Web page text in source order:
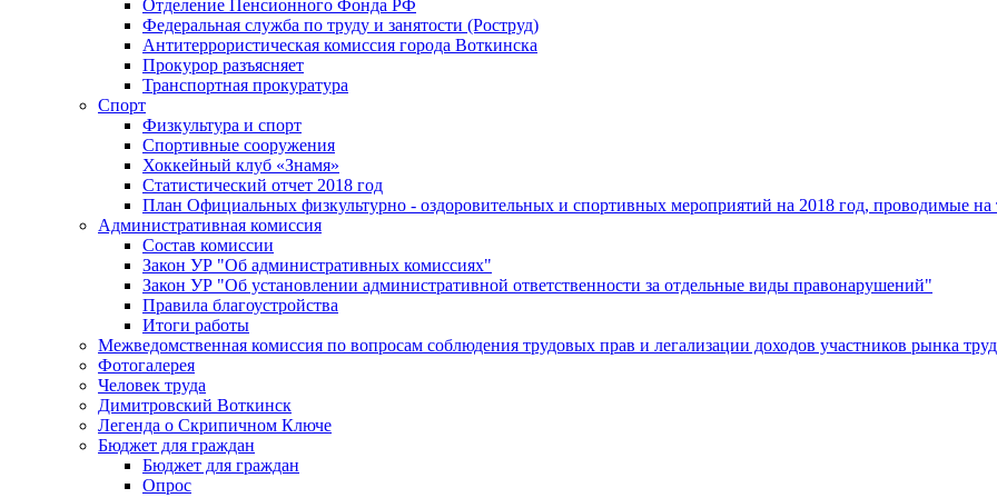
Отделение Пенсионного Фонда РФ
Федеральная служба по труду и занятости (Роструд)
Антитеррористическая комиссия города Воткинска
Прокурор разъясняет
Транспортная прокуратура
Спорт
Физкультура и спорт
Спортивные сооружения
Хоккейный клуб «Знамя»
Статистический отчет 2018 год
План Официальных физкультурно - оздоровительных и спортивных мероприятий на 2018 год, проводимые
Административная комиссия
Состав комиссии
Закон УР "Об административных комиссиях"
Закон УР "Об установлении административной ответственности за отдельные виды правонарушений"
Правила благоустройства
Итоги работы
Межведомственная комиссия по вопросам соблюдения трудовых прав и легализации доходов участников рынка
Фотогалерея
Человек труда
Димитровский Воткинск
Легенда о Скрипичном Ключе
Бюджет для граждан
Бюджет для граждан
Опрос